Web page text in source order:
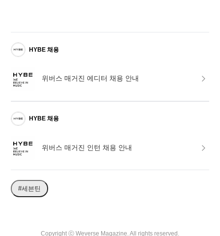
HYBE 채용
위버스 매거진 에디터 채용 안내
HYBE 채용
위버스 매거진 인턴 채용 안내
#세븐틴
Copyright ⓒ Weverse Magazine. All rights reserved.